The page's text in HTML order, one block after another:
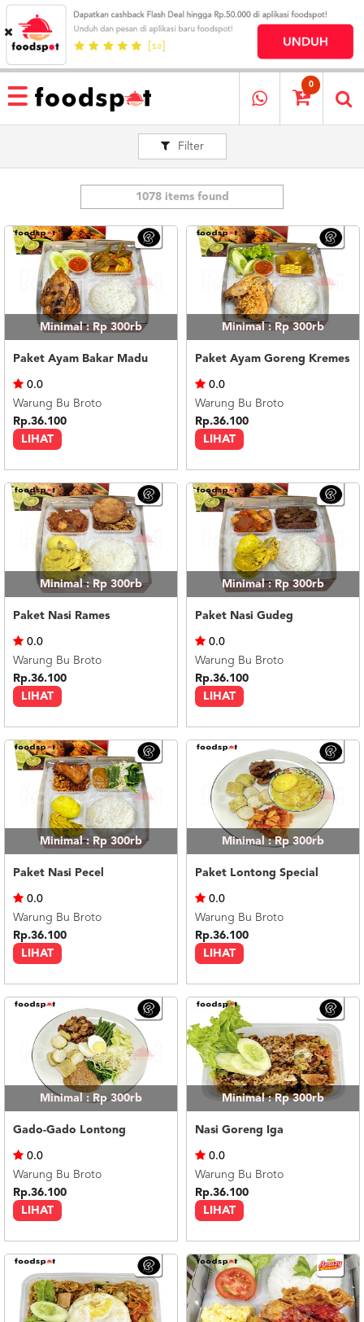
HOME
MENU
RESTAURANT
MEREKA
KATALOG
LOYALTY
PROGRAM
ABOUT
BLOG
TERMS
CALL
CENTER
LOGIN
DAFTAR
0
Filter
1078 items found
Minimal : Rp 300rb
Paket Ayam Bakar Madu
LIHAT
0.0
Warung Bu Broto
Rp.36.100
Minimal : Rp 300rb
Paket Ayam Goreng Kremes
LIHAT
0.0
Warung Bu Broto
Rp.36.100
Minimal : Rp 300rb
Paket Nasi Rames
LIHAT
0.0
Warung Bu Broto
Rp.36.100
Minimal : Rp 300rb
Paket Nasi Gudeg
LIHAT
0.0
Warung Bu Broto
Rp.36.100
Minimal : Rp 300rb
Paket Nasi Pecel
LIHAT
0.0
Warung Bu Broto
Rp.36.100
Minimal : Rp 300rb
Paket Lontong Special
LIHAT
0.0
Warung Bu Broto
Rp.36.100
Minimal : Rp 300rb
Gado-Gado Lontong
LIHAT
0.0
Warung Bu Broto
Rp.36.100
Minimal : Rp 300rb
Nasi Goreng Iga
LIHAT
0.0
Warung Bu Broto
Rp.36.100